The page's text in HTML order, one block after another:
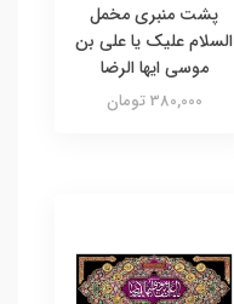
پشت منبری مخمل
السلام علیک یا علی بن
موسی ایها الرضا
380,000 تومان